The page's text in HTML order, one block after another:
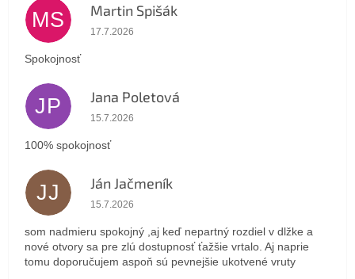
MS Martin Spišák
Hodnotenie obchodu je 5 z 5 hviezdičiek.
17.7.2026
Spokojnosť
JP Jana Poletová
Hodnotenie obchodu je 5 z 5 hviezdičiek.
15.7.2026
100% spokojnosť
JJ Ján Jačmeník
Hodnotenie obchodu je 5 z 5 hviezdičiek.
15.7.2026
som nadmieru spokojný ,aj keď nepartný rozdiel v dlžke a
nové otvory sa pre zlú dostupnosť ťažšie vrtalo. Aj naprie
tomu doporučujem aspoň sú pevnejšie ukotvené vruty